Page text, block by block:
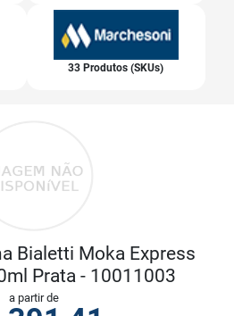
33 Produtos (SKUs)
Bialetti Moka Express
Prata - 10011003
a partir de